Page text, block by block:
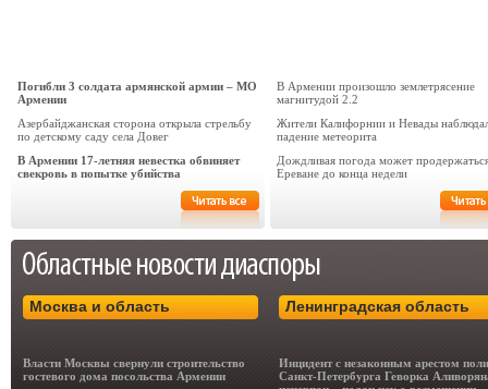
Погибли 3 солдата армянской армии – МО
Армении
Азербайджанская сторона открыла стрельбу
по детскому саду села Довег
В Армении 17-летняя невестка обвиняет
свекровь в попытке убийства
В Армении произошло землетрясение
магнитудой 2.2
Жители Калифорнии и Невады
падение метеорита
Дождливая погода может
Ереване до конца недели
Москва и область
Власти Москвы свернули строительство
гостевого дома посольства Армении
Ленинградская область
Инцидент с незаконным арестом
Санкт-Петербурга Геворка